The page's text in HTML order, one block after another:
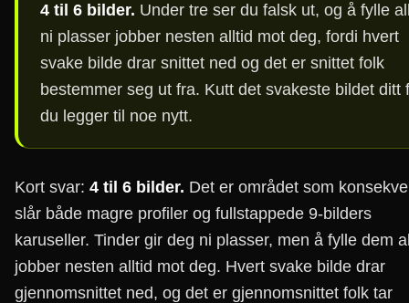
4 til 6 bilder. Under tre ser du falsk ut, og å fylle
ni plasser jobber nesten alltid mot deg, fordi hvert
svake bilde drar snittet ned og det er snittet folk
bestemmer seg ut fra. Kutt det svakeste bildet ditt
du legger til noe nytt.
Kort svar: 4 til 6 bilder. Det er området som
slår både magre profiler og fullstappede 9-bilders
karuseller. Tinder gir deg ni plasser, men å fylle dem
jobber nesten alltid mot deg. Hvert svake bilde drar
gjennomsnittet ned, og det er gjennomsnittet folk tar